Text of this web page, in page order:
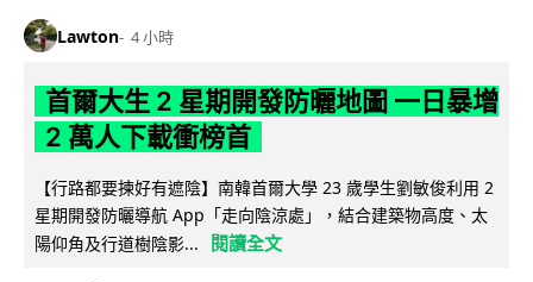
Lawton 4 小時
首爾大生 2 星期開發防曬地圖 一日暴增
2 萬人下載衝榜首
【行路都要揀好有遮陰】南韓首爾大學 23 歲學生劉敏俊利用 2
星期開發防曬導航 App「走向陰涼處」，結合建築物高度、太
陽仰角及行道樹陰影...
閱讀全文